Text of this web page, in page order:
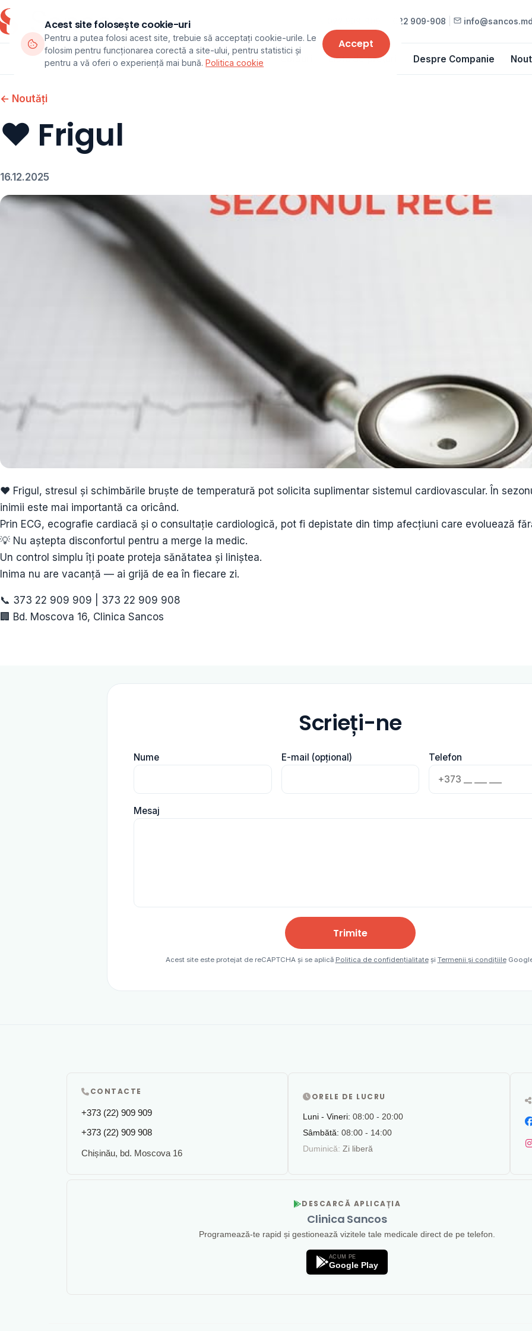
022 909-908
Departamente Echipa Pachete Cursuri Lista de prețuri Despre Companie
← Noutăți
❤️ Frigul
16.12.2025
❤️ Frigul, stresul și schimbările bruște de temperatură pot solicita suplimentar sistemul cardiovascular. În
inimii este mai importantă ca oricând.
Prin ECG, ecografie cardiacă și o consultație cardiologică, pot fi depistate din timp afecțiuni care evoluează
💡 Nu aștepta disconfortul pentru a merge la medic.
Un control simplu îți poate proteja sănătatea și liniștea.
Inima nu are vacanță — ai grijă de ea în fiecare zi.
📞 373 22 909 909 | 373 22 909 908
🏢 Bd. Moscova 16, Clinica Sancos
Scrieți-ne
Nume E-mail (opțional) Telefon
Mesaj
Trimite
Acest site este protejat de reCAPTCHA și se aplică Politica de confidențialitateși Termenii și condițiile
CONTACTE
+373 (22) 909 909
+373 (22) 909 908
Chișinău, bd. Moscova 16
ORELE DE LUCRU
Luni - Vineri: 08:00 - 20:00
Sâmbătă: 08:00 - 14:00
Duminică: Zi liberă
DESCARCĂ APLICAȚIA
Clinica Sancos
Programează-te rapid și gestionează vizitele tale medicale direct de pe telefon.
ACUM PE
Google Play
Acest site folosește cookie-uri
Pentru a putea folosi acest site, trebuie să acceptați cookie-urile. Le
folosim pentru funcționarea corectă a site-ului, pentru statistici și
pentru a vă oferi o experiență mai bună.Politica cookie
Accept